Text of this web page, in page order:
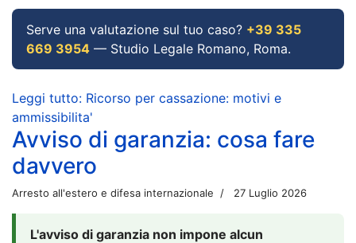
Serve una valutazione sul tuo caso? +39 335
669 3954 — Studio Legale Romano, Roma.
Leggi tutto: Ricorso per cassazione: motivi e
ammissibilita'
Avviso di garanzia: cosa fare
davvero
Arresto all'estero e difesa internazionale 27 Luglio 2026
L'avviso di garanzia non impone alcun